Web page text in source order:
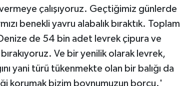
çalışıyoruz. Geçtiğimiz günlerde
benekli yavru alabalık bıraktık. Toplam
de 54 bin adet levrek çipura ve
Ve bir yenilik olarak levrek,
yani türü tükenmekte olan bir balığı da
korumak bizim boynumuzun borcu.'